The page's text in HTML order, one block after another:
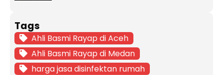
Tags
Ahli Basmi Rayap di Aceh
Ahli Basmi Rayap di Medan
harga jasa disinfektan rumah